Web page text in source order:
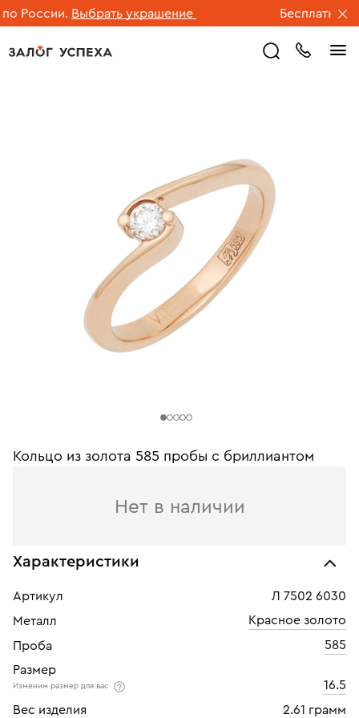
России. Выбрать украшение Бесплатная
Кольцо из золота 585 пробы c бриллиантом
Нет в наличии
Характеристики
Артикул
Л 7502 6030
Металл
Красное золото
Проба
585
Размер
Изменим размер для вас
16.5
Вес изделия
2.61 грамм